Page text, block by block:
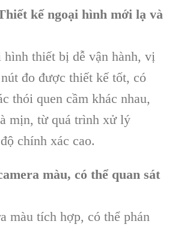
kế ngoại hình mới lạ và
hình thiết bị dễ vận hành, vị
đo được thiết kế tốt, có
thói quen cầm khác nhau,
mịn, từ quá trình xử lý
chính xác cao.
màu, có thể quan sát
màu tích hợp, có thể phán